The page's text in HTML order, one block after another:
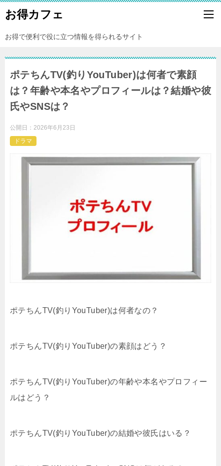
お得カフェ
お得で便利で役に立つ情報を得られるサイト
ポテちんTV(釣りYouTuber)は何者で素顔
は？年齢や本名やプロフィールは？結婚や彼
氏やSNSは？
公開日： 2026年6月23日
ドラマ
ポテちんTV(釣りYouTuber)は何者なの？
ポテちんTV(釣りYouTuber)の素顔はどう？
ポテちんTV(釣りYouTuber)の年齢や本名やプロフィー
ルはどう？
ポテちんTV(釣りYouTuber)の結婚や彼氏はいる？